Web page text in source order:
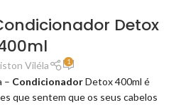
Detox
Viléla 1
– CondicionadorDetox 400ml é
que sentem que os seus cabelos